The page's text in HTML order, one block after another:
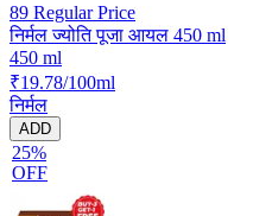
89 Regular Price
निर्मल ज्योति पूजा आयल 450 ml
450 ml
₹19.78/100ml
निर्मल
ADD
25%
OFF